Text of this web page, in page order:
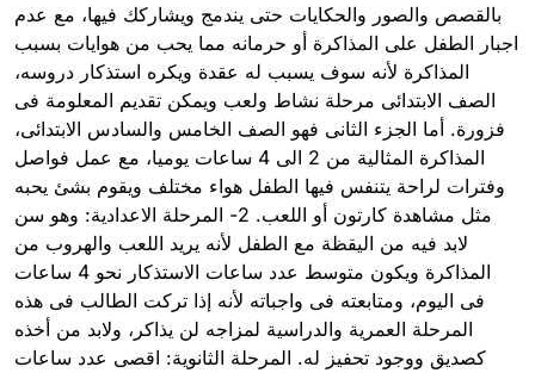
بالقصص والصور والحكايات حتى يندمج ويشاركك فيها، مع عدم
اجبار الطفل على المذاكرة أو حرمانه مما يحب من هوايات بسبب
المذاكرة لأنه سوف يسبب له عقدة ويكره استذكار دروسه،
الصف الابتدائى مرحلة نشاط ولعب ويمكن تقديم المعلومة فى
فزورة. أما الجزء الثانى فهو الصف الخامس والسادس الابتدائى،
المذاكرة المثالية من 2 الى 4 ساعات يوميا، مع عمل فواصل
وفترات لراحة يتنفس فيها الطفل هواء مختلف ويقوم بشئ يحبه
مثل مشاهدة كارتون أو اللعب. 2- المرحلة الاعدادية: وهو سن
لابد فيه من اليقظة مع الطفل لأنه يريد اللعب والهروب من
المذاكرة ويكون متوسط عدد ساعات الاستذكار نحو 4 ساعات
فى اليوم، ومتابعته فى واجباته لأنه إذا تركت الطالب فى هذه
المرحلة العمرية والدراسية لمزاجه لن يذاكر، ولابد من أخذه
كصديق ووجود تحفيز له. المرحلة الثانوية: اقصى عدد ساعات